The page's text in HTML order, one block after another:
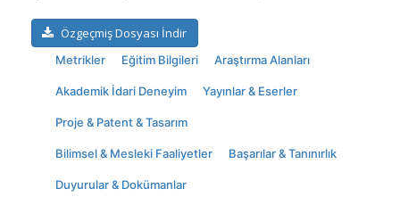
Özgeçmiş Dosyası İndir
Metrikler Eğitim Bilgileri Araştırma Alanları
Akademik İdari Deneyim Yayınlar & Eserler
Proje & Patent & Tasarım
Bilimsel & Mesleki Faaliyetler Başarılar & Tanınırlık
Duyurular & Dokümanlar